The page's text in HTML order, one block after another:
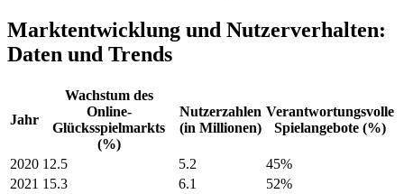
Marktentwicklung und Nutzerverhalten:
Daten und Trends
Jahr
Wachstum des
Online-
Glücksspielmarkts
(%)
Nutzerzahlen
(in Millionen)
Verantwortungsvolle
Spielangebote (%)
2020 12.5 5.2
45%
2021 15.3 6.1
52%